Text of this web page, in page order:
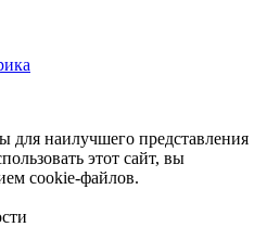
наилучшего представления
этот сайт, вы
cookie-файлов.